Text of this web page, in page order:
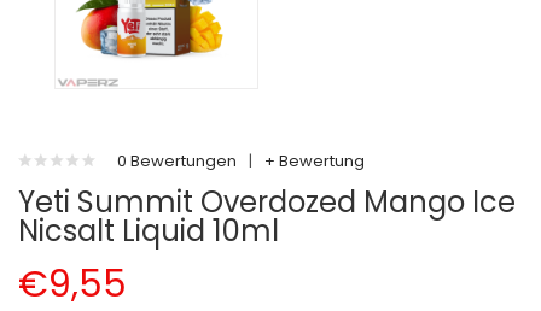
0 Bewertungen | + Bewertung
Yeti Summit Overdozed Mango Ice
Nicsalt Liquid 10ml
€9,55